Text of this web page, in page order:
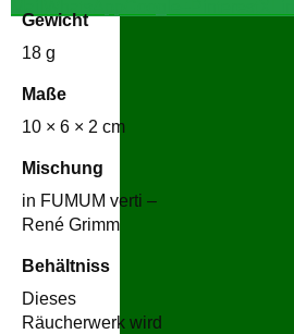
Gewicht
18 g
Maße
10 × 6 × 2 cm
Mischung
in FUMUM verti –
René Grimm
Behältniss
Dieses
Räucherwerk wird